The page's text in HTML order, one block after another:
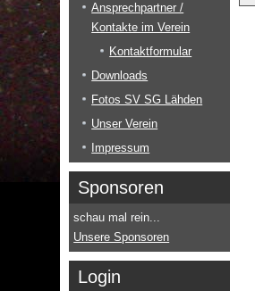
Ansprechpartner /
Kontakte im Verein
Kontaktformular
Downloads
Fotos SV SG Lähden
Unser Verein
Impressum
Sponsoren
schau mal rein...
Unsere Sponsoren
Login